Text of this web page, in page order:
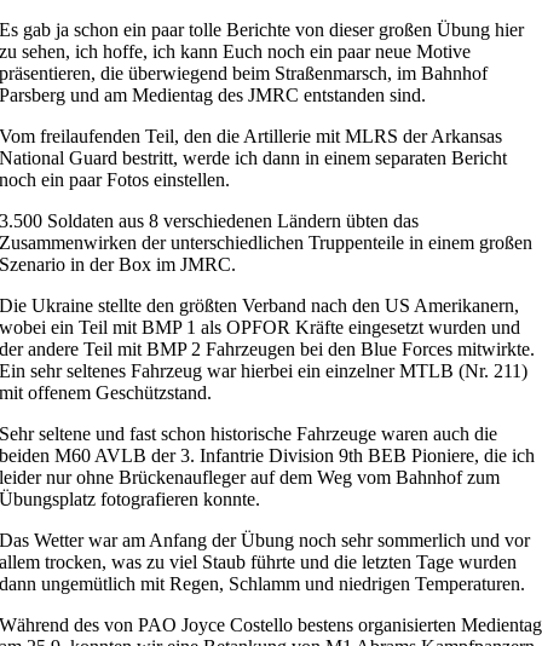
Es gab ja schon ein paar tolle Berichte von dieser großen Übung hier
zu sehen, ich hoffe, ich kann Euch noch ein paar neue Motive
präsentieren, die überwiegend beim Straßenmarsch, im Bahnhof
Parsberg und am Medientag des JMRC entstanden sind.
Vom freilaufenden Teil, den die Artillerie mit MLRS der Arkansas
National Guard bestritt, werde ich dann in einem separaten Bericht
noch ein paar Fotos einstellen.
3.500 Soldaten aus 8 verschiedenen Ländern übten das
Zusammenwirken der unterschiedlichen Truppenteile in einem großen
Szenario in der Box im JMRC.
Die Ukraine stellte den größten Verband nach den US Amerikanern,
wobei ein Teil mit BMP 1 als OPFOR Kräfte eingesetzt wurden und
der andere Teil mit BMP 2 Fahrzeugen bei den Blue Forces mitwirkte.
Ein sehr seltenes Fahrzeug war hierbei ein einzelner MTLB (Nr. 211)
mit offenem Geschützstand.
Sehr seltene und fast schon historische Fahrzeuge waren auch die
beiden M60 AVLB der 3. Infantrie Division 9th BEB Pioniere, die ich
leider nur ohne Brückenaufleger auf dem Weg vom Bahnhof zum
Übungsplatz fotografieren konnte.
Das Wetter war am Anfang der Übung noch sehr sommerlich und vor
allem trocken, was zu viel Staub führte und die letzten Tage wurden
dann ungemütlich mit Regen, Schlamm und niedrigen Temperaturen.
Während des von PAO Joyce Costello bestens organisierten Medientag